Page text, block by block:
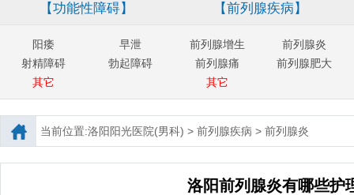
【功能性障碍】
阳痿
早泄
射精障碍
勃起障碍
其它
【前列腺疾病】
前列腺增生
前列腺炎
前列腺痛
前列腺肥大
其它
当前位置:洛阳阳光医院(男科) > 前列腺疾病 > 前列腺炎
洛阳前列腺炎有哪些护